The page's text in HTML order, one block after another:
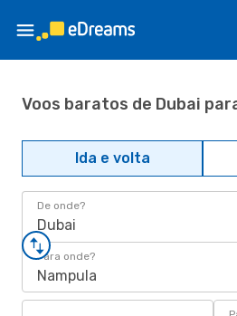
Voos baratos de Dubai
Ida e volta
De onde?
Dubai
Para onde?
Nampula